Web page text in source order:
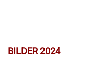
BILDER 2024